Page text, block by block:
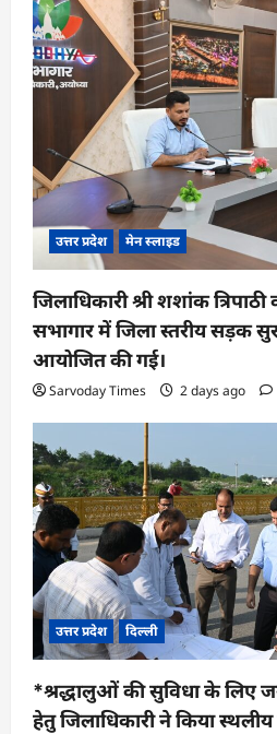
उत्तर प्रदेश मेन स्लाइड
जिलाधिकारी श्री शशांक
सभागार में जिला स्तरीय सड़क
आयोजित की गई।
Sarvoday Times 2 days ago
उत्तर प्रदेश दिल्ली
*श्रद्धालुओं की सुविधा के लिए
हेतु जिलाधिकारी ने किया स्थलीय